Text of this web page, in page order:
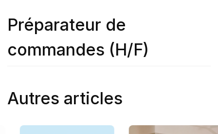
Préparateur de
commandes (H/F)
Autres articles